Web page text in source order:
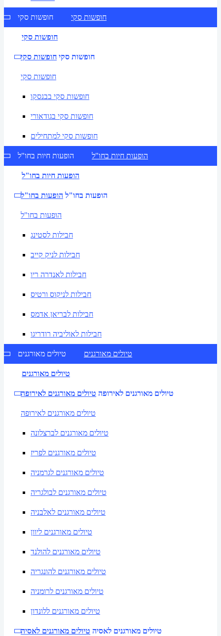
חופשות סקי חופשות סקי
חופשות סקי
חופשות סקי חופשות סקי
חופשות סקי
חופשות סקי בבנסקו
חופשות סקי בגודאורי
חופשות סקי למתחילים
הופעות חיות בחו"ל הופעות חיות בחו"ל
הופעות חיות בחו"ל
הופעות בחו"ל הופעות בחו"ל
הופעות בחו"ל
חבילות לסטינג
חבילות לניק קייב
חבילות לאנדרה ריו
חבילות לניקוס ורטיס
חבילות לבריאן אדמס
חבילות לאוליביה רודריגו
טיולים מאורגנים טיולים מאורגנים
טיולים מאורגנים
טיולים מאורגנים לאירופה טיולים מאורגנים לאירופה
טיולים מאורגנים לאירופה
טיולים מאורגנים לברצלונה
טיולים מאורגנים לפריז
טיולים מאורגנים לגרמניה
טיולים מאורגנים לבולגריה
טיולים מאורגנים לאלבניה
טיולים מאורגנים ליוון
טיולים מאורגנים להולנד
טיולים מאורגנים להונגריה
טיולים מאורגנים לרומניה
טיולים מאורגנים ללונדון
טיולים מאורגנים לאסיה טיולים מאורגנים לאסיה